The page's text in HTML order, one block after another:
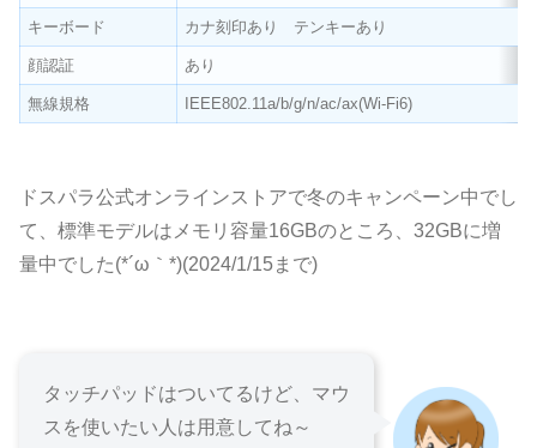
キーボード カナ刻印あり テンキーあり
顔認証 あり
無線規格 IEEE802.11a/b/g/n/ac/ax(Wi-Fi6)
ドスパラ公式オンラインストアで冬のキャンペーン中でし
て、標準モデルはメモリ容量16GBのところ、32GBに増
量中でした(*´ω｀*)(2024/1/15まで)
タッチパッドはついてるけど、マウ
スを使いたい人は用意してね～